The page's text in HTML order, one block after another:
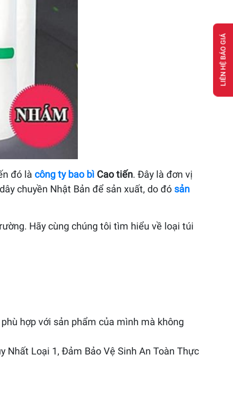
đó là công ty bao bì Cao tiến. Đây là đơn vị
chuyền Nhật Bản để sản xuất, do đó sản
Hãy cùng chúng tôi tìm hiểu về loại túi
hợp với sản phẩm của mình mà không
Nhất Loại 1, Đảm Bảo Vệ Sinh An Toàn Thực
LIÊN HỆ BÁO GIÁ